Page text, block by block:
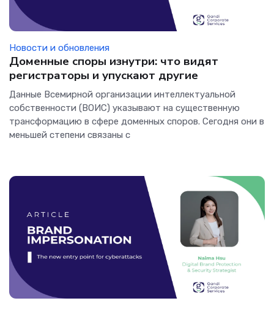
Новости и обновления
Доменные споры изнутри: что видят
регистраторы и упускают другие
Данные Всемирной организации интеллектуальной
собственности (ВОИС) указывают на существенную
трансформацию в сфере доменных споров. Сегодня они в
меньшей степени связаны с